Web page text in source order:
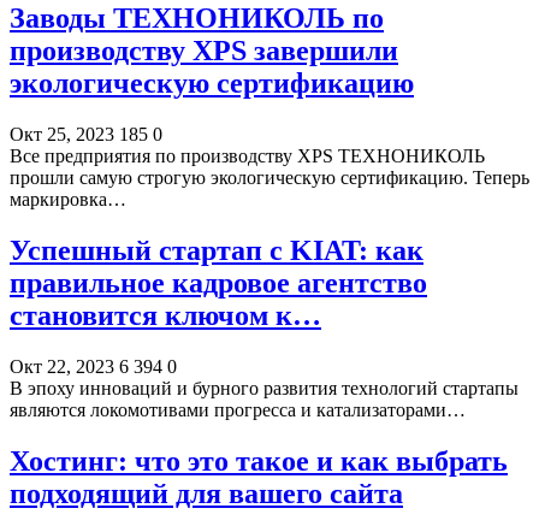
Заводы ТЕХНОНИКОЛЬ по
производству XPS завершили
экологическую сертификацию
Окт 25, 2023 185 0
Все предприятия по производству XPS ТЕХНОНИКОЛЬ
прошли самую строгую экологическую сертификацию. Теперь
маркировка…
Успешный стартап с KIAT: как
правильное кадровое агентство
становится ключом к…
Окт 22, 2023 6 394 0
В эпоху инноваций и бурного развития технологий стартапы
являются локомотивами прогресса и катализаторами…
Хостинг: что это такое и как выбрать
подходящий для вашего сайта